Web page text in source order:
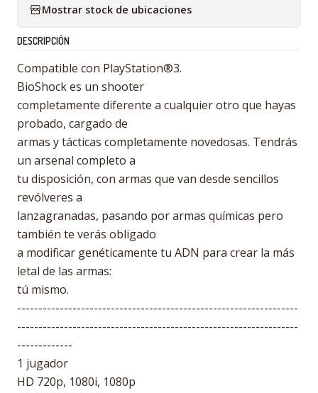
Mostrar stock de ubicaciones
DESCRIPCIÓN
Compatible con PlayStation®3.
BioShock es un shooter
completamente diferente a cualquier otro que hayas
probado, cargado de
armas y tácticas completamente novedosas. Tendrás
un arsenal completo a
tu disposición, con armas que van desde sencillos
revólveres a
lanzagranadas, pasando por armas químicas pero
también te verás obligado
a modificar genéticamente tu ADN para crear la más
letal de las armas:
tú mismo.
------------------------------------------------------------------
------------------------------------------------------------------
-------------
1 jugador
HD 720p, 1080i, 1080p